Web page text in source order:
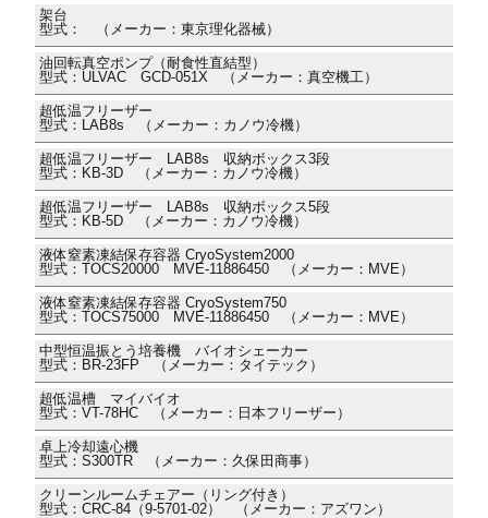
架台
型式： （メーカー：東京理化器械）
油回転真空ポンプ（耐食性直結型）
型式：ULVAC GCD-051X （メーカー：真空機工）
超低温フリーザー
型式：LAB8s （メーカー：カノウ冷機）
超低温フリーザー LAB8s 収納ボックス3段
型式：KB-3D （メーカー：カノウ冷機）
超低温フリーザー LAB8s 収納ボックス5段
型式：KB-5D （メーカー：カノウ冷機）
液体窒素凍結保存容器 CryoSystem2000
型式：TOCS20000 MVE-11886450 （メーカー：MVE）
液体窒素凍結保存容器 CryoSystem750
型式：TOCS75000 MVE-11886450 （メーカー：MVE）
中型恒温振とう培養機 バイオシェーカー
型式：BR-23FP （メーカー：タイテック）
超低温槽 マイバイオ
型式：VT-78HC （メーカー：日本フリーザー）
卓上冷却遠心機
型式：S300TR （メーカー：久保田商事）
クリーンルームチェアー（リング付き）
型式：CRC-84（9-5701-02） （メーカー：アズワン）